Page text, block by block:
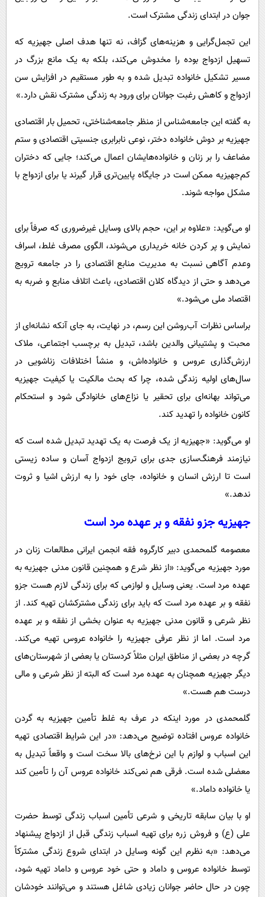
جوان در ابتدای زندگی مشترک است.
این تجمل‌گرایی و هزینه‌های گزاف، نه تنها هدف اصلی جهیزیه که
تسهیل ازدواج بوده را مخدوش می‌کند، بلکه به یک مانع بزرگ در
مسیر تشکیل خانواده تبدیل شده و به طور مستقیم در افزایش سن
ازدواج و کاهش رغبت جوانان برای ورود به زندگی مشترک نقش دارد.»
به گفته این جامعه‌شناس از منظر جامعه‌شناختی، تحمیل بار اقتصادی
جهیزیه بر دوش خانواده دختر، نوعی نابرابری جنسیتی اقتصادی و ستم
مضاعف را بر زنان و خانواده‌هایشان اعمال می‌کند؛ جایی که دختران
کم‌جهیزیه ممکن است در جایگاه پایین‌تری قرار گیرند یا برای ازدواج با
مشکل مواجه شوند.
او می‌گوید: «علاوه بر این، حجم بالای وسایل غیرضروری که صرفاً برای
نمایش و پر کردن خانه خریداری می‌شوند، الگوی مصرف غلط، اسراف
وعدم آگاهی نسبت به مدیریت منابع اقتصادی را در جامعه ترویج
می‌دهد و حتی از دیدگاه کلان اقتصادی، باعث اتلاف منابع و ضربه به
اقتصاد ملی می‌شود.»
براساس نظرات آب‌روشن این رسم، در نهایت، به جای آنکه نشانه‌ای از
محبت و پشتیبانی والدین باشد، تبدیل به برچسب اجتماعی، ملاک
ارزش‌گذاری عروس و خانواده‌اش، و منشأ اختلافات زناشویی در
سال‌های اولیه زندگی شده، چرا که بحث مالکیت یا کیفیت جهیزیه
می‌تواند بهانه‌ای برای تحقیر یا نزاع‌های خانوادگی شود و استحکام
کانون خانواده را تهدید کند.
او می‌گوید: «جهیزیه از یک فرصت به یک تهدید تبدیل شده است که
نیازمند فرهنگ‌سازی جدی برای ترویج ازدواج آسان و ساده زیستی
است تا ارزش انسان و خانواده، جای خود را به ارزش اشیا و ثروت
ندهد.»
جهیزیه جزو نفقه و بر عهده مرد است
معصومه گلمحمدی دبیر کارگروه فقه انجمن ایرانی مطالعات زنان در
مورد جهیزیه می‌گوید: «از نظر شرع و همچنین قانون مدنی جهیزیه به
عهده مرد است. یعنی وسایل و لوازمی که برای زندگی لازم هست جزو
نفقه و بر عهده مرد است که باید برای زندگی مشترکشان تهیه کند. از
نظر شرعی و قانون مدنی جهیزیه به عنوان بخشی از نفقه و بر عهده
مرد است. اما از نظر عرفی جهیزیه را خانواده عروس تهیه می‌کند.
گرچه در بعضی از مناطق ایران مثلاً کردستان یا بعضی از شهرستان‌های
دیگر جهیزیه همچنان به عهده مرد است که البته از نظر شرعی و مالی
درست هم هست.»
گلمحمدی در مورد اینکه در عرف به غلط تأمین جهیزیه به گردن
خانواده عروس افتاده توضیح می‌دهد: «در این شرایط اقتصادی تهیه
این اسباب و لوازم با این نرخ‌های بالا سخت است و واقعاً تبدیل به
معضلی شده است. فرقی هم نمی‌کند خانواده عروس آن را تأمین کند
یا خانواده داماد.»
او با بیان سابقه تاریخی و شرعی تأمین اسباب زندگی توسط حضرت
علی (ع) و فروش زره برای تهیه اسباب زندگی قبل از ازدواج پیشنهاد
می‌دهد: «به نظرم این گونه وسایل در ابتدای شروع زندگی مشترکاً
توسط خانواده عروس و داماد و حتی خود عروس و داماد تهیه شود،
چون در حال حاضر جوانان زیادی شاغل هستند و می‌توانند خودشان